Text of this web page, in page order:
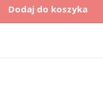
Dodaj do koszyka